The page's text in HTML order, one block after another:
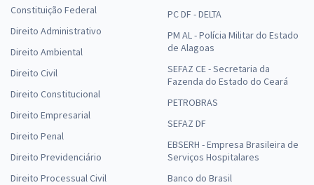
Constituição Federal
Direito Administrativo
Direito Ambiental
Direito Civil
Direito Constitucional
Direito Empresarial
Direito Penal
Direito Previdenciário
Direito Processual Civil
PC DF - DELTA
PM AL - Polícia Militar do Estado
de Alagoas
SEFAZ CE - Secretaria da
Fazenda do Estado do Ceará
PETROBRAS
SEFAZ DF
EBSERH - Empresa Brasileira de
Serviços Hospitalares
Banco do Brasil